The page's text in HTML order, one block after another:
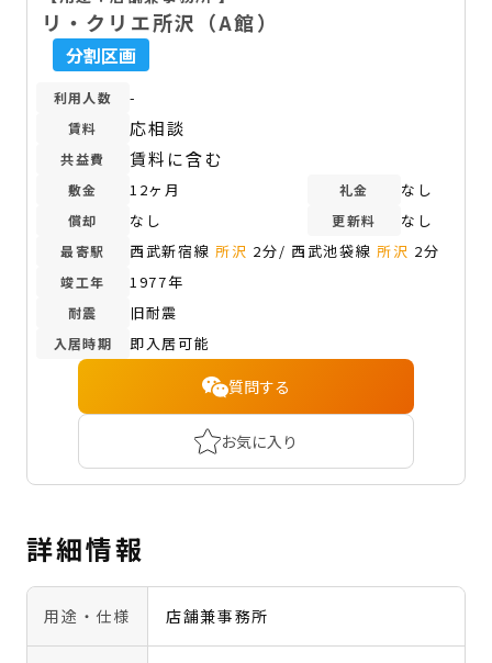
リ・クリエ所沢（A館）
分割区画
利用人数 -
賃料 応相談
共益費 賃料に含む
敷金 12ヶ月 礼金 なし
償却 なし 更新料 なし
最寄駅 西武新宿線所沢 2分/ 西武池袋線 所沢 2分
竣工年 1977年
耐震 旧耐震
入居時期 即入居可能
質問する
お気に入り
詳細情報
用途・仕様 店舗兼事務所